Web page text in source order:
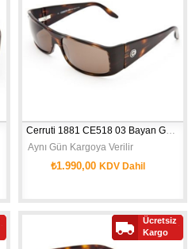
Aynı Gün Kargoya Verilir
₺1.990,00 KDV Dahil
Ücretsiz
Kargo